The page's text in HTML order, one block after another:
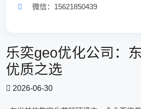
微信：15621850439
乐奕geo优化公司：
优质之选
2026-06-30